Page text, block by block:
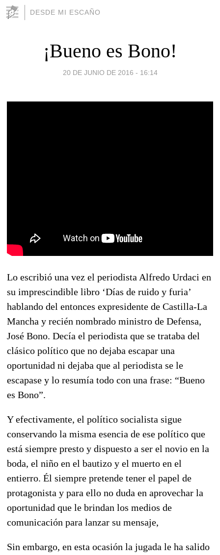
DESDE MI ESCAÑO
¡Bueno es Bono!
20 DE JUNIO DE 2016 - 16:14
Lo escribió una vez el periodista Alfredo Urdaci en
su imprescindible libro ‘Días de ruido y furia’
hablando del entonces expresidente de Castilla-La
Mancha y recién nombrado ministro de Defensa,
José Bono. Decía el periodista que se trataba del
clásico político que no dejaba escapar una
oportunidad ni dejaba que al periodista se le
escapase y lo resumía todo con una frase: “Bueno
es Bono”.
Y efectivamente, el político socialista sigue
conservando la misma esencia de ese político que
está siempre presto y dispuesto a ser el novio en la
boda, el niño en el bautizo y el muerto en el
entierro. Él siempre pretende tener el papel de
protagonista y para ello no duda en aprovechar la
oportunidad que le brindan los medios de
comunicación para lanzar su mensaje,
Sin embargo, en esta ocasión la jugada le ha salido